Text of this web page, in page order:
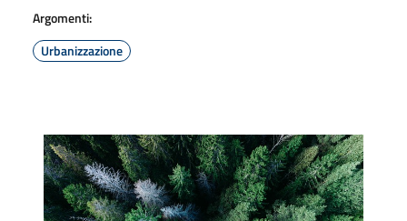
Argomenti:
Urbanizzazione